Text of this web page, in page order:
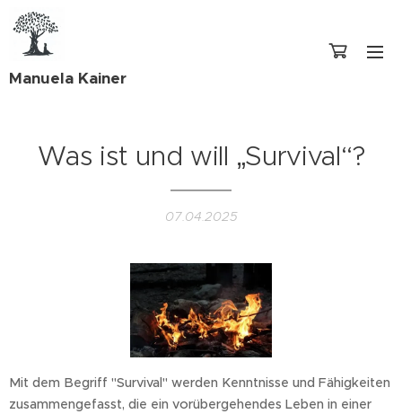
Manuela Kainer
Was ist und will „Survival“?
07.04.2025
Mit dem Begriff "Survival" werden Kenntnisse und Fähigkeiten
zusammengefasst, die ein vorübergehendes Leben in einer